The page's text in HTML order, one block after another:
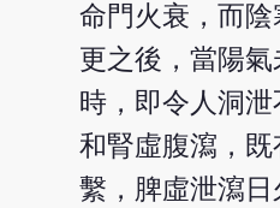
命門火衰，而
更之後，當陽
時，即令人洞
和腎虛腹瀉，
繫，脾虛泄瀉日